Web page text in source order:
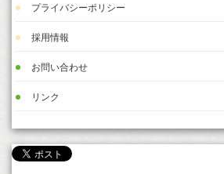
プライバシーポリシー
採用情報
お問い合わせ
リンク